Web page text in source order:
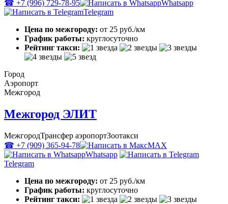
☎ +7 (996) 729-78-95
Whatsapp
Telegram
Цена по межгороду: от 25 руб./км
График работы: круглосуточно
Рейтинг такси:
Город
Аэропорт
Межгород
Межгород ЭЛИТ
МежгородТрансфер аэропортЗоотакси
☎ +7 (909) 365-94-78
MAX
Whatsapp
Telegram
Цена по межгороду: от 25 руб./км
График работы: круглосуточно
Рейтинг такси: